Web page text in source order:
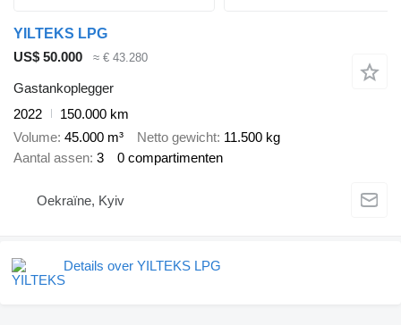
YILTEKS LPG
US$ 50.000
≈ € 43.280
Gastankoplegger
2022
150.000 km
Volume 45.000 m³ Netto gewicht 11.500 kg
Aantal assen 3 0 compartimenten
Oekraïne, Kyiv
Details over YILTEKS LPG